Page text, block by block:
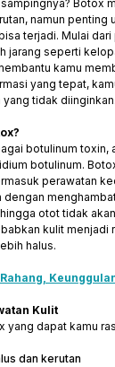
Botox
namun penting
terjadi. Mulai
jarang seperti
kamu
yang tepat,
tidak diinginkan.
botulinum toxin,
botulinum.
perawatan
otot tidak
kulit menjadi
halus.
Kulit
dapat kamu
dan kerutan